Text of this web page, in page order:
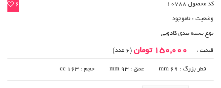
6 کد محصول 10788
وضعیت : ناموجود
نوع بسته بندی کادویی
قیمت : 150,000 تومان (6 عدد)
قطر بزرگ : 69 mm عمق : 93 mm حجم : 163 cc